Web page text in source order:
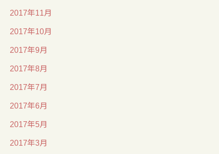
2017年11月
2017年10月
2017年9月
2017年8月
2017年7月
2017年6月
2017年5月
2017年3月